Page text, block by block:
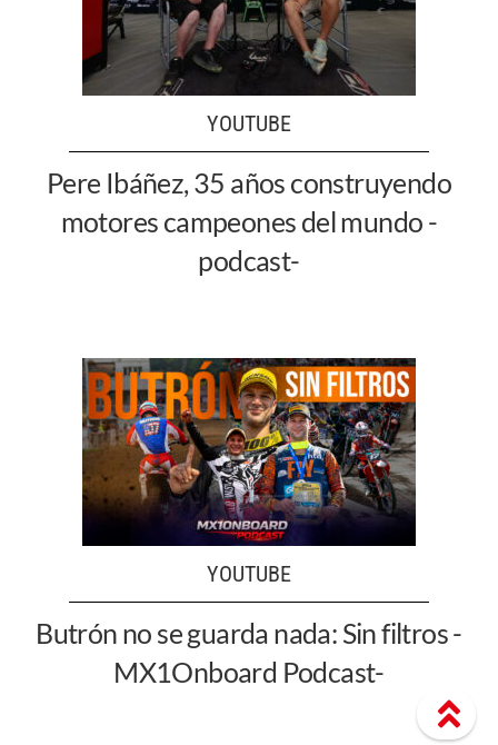
YOUTUBE
Pere Ibáñez, 35 años construyendo
motores campeones del mundo -
podcast-
YOUTUBE
Butrón no se guarda nada: Sin filtros -
MX1Onboard Podcast-